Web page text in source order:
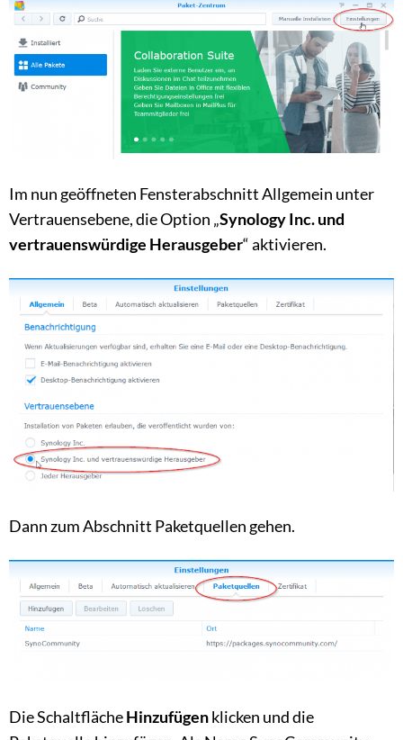
Im nun geöffneten Fensterabschnitt Allgemein unter
Vertrauensebene, die Option „Synology Inc. und
vertrauenswürdige Herausgeber“ aktivieren.
Dann zum Abschnitt Paketquellen gehen.
Die SchaltflächeHinzufügenklicken und die